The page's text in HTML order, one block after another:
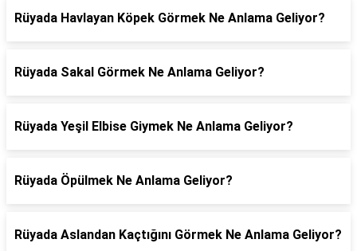
Rüyada Havlayan Köpek Görmek Ne Anlama Geliyor?
Rüyada Sakal Görmek Ne Anlama Geliyor?
Rüyada Yeşil Elbise Giymek Ne Anlama Geliyor?
Rüyada Öpülmek Ne Anlama Geliyor?
Rüyada Aslandan Kaçtığını Görmek Ne Anlama Geliyor?